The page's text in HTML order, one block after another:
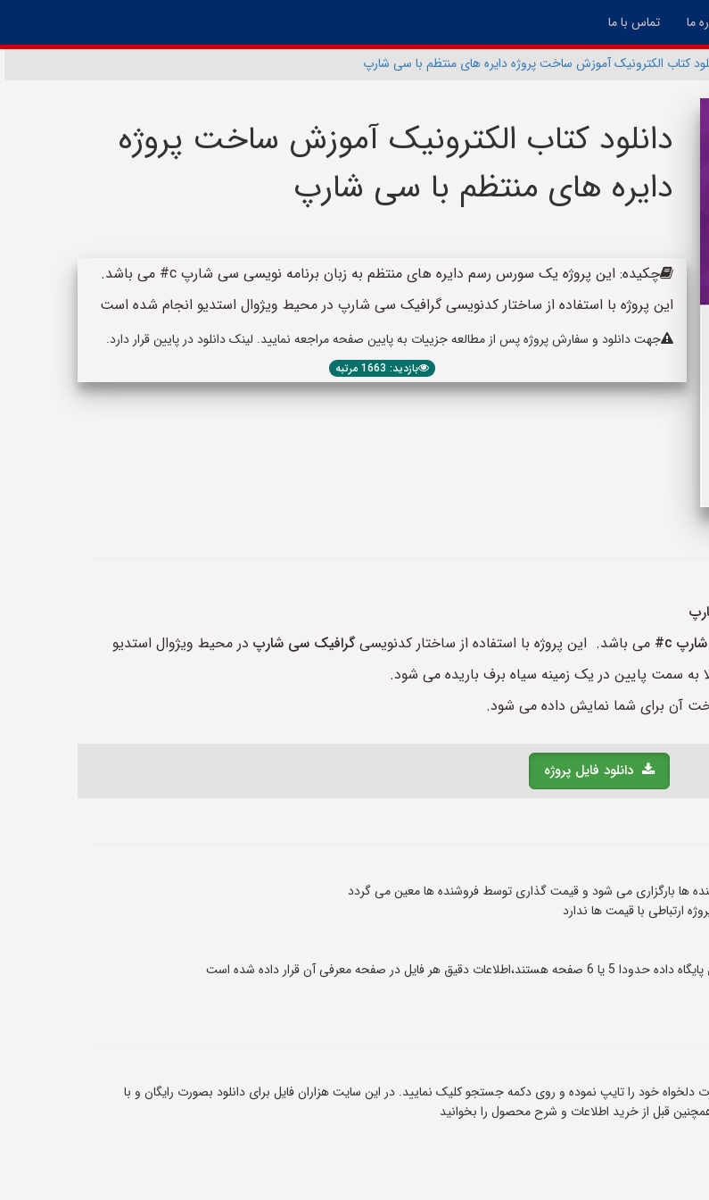
ما تماس با ما
کتاب الکترونیک آموزش ساخت پروژه دایره های منتظم با سی شارپ
دانلود کتاب الکترونیک آموزش ساخت پروژه
دایره های منتظم با سی شارپ
چکیده: این پروژه یک سورس رسم دایره های منتظم به زبان برنامه نویسی سی شارپ c# می باشد.
این پروژه با استفاده از ساختار کدنویسی گرافیک سی شارپ در محیط ویژوال استدیو انجام شده است
جهت دانلود و سفارش پروژه پس از مطالعه جزییات به پایین صفحه مراجعه نمایید. لینک دانلود در پایین قرار دارد.
بازدید: 1663 مرتبه
c# می باشد. این پروژه با استفاده از ساختار کدنویسی گرافیک سی شارپ در محیط ویژوال استدیو
به سمت پایین در یک زمینه سیاه برف باریده می شود.
آن برای شما نمایش داده می شود.
دانلود فایل پروژه
بارگزاری می شود و قیمت گذاری توسط فروشنده ها معین می گردد
ارتباطی با قیمت ها ندارد
دلخواه خود را تایپ نموده و روی دکمه جستجو کلیک نمایید. در این سایت هزاران فایل برای دانلود بصورت رایگان و با
قبل از خرید اطلاعات و شرح محصول را بخوانید